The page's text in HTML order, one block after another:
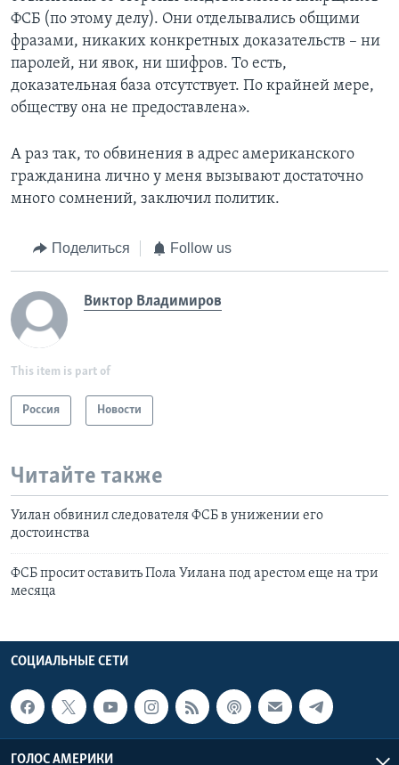
ФСБ (по этому делу). Они отделывались общими
фразами, никаких конкретных доказательств – ни
паролей, ни явок, ни шифров. То есть,
доказательная база отсутствует. По крайней мере,
обществу она не предоставлена».
А раз так, то обвинения в адрес американского
гражданина лично у меня вызывают достаточно
много сомнений, заключил политик.
Поделиться Follow us
Виктор Владимиров
This item is part of
Россия Новости
Читайте также
Уилан обвинил следователя ФСБ в унижении его
достоинства
ФСБ просит оставить Пола Уилана под арестом еще на три
месяца
СОЦИАЛЬНЫЕ СЕТИ
ГОЛОС АМЕРИКИ